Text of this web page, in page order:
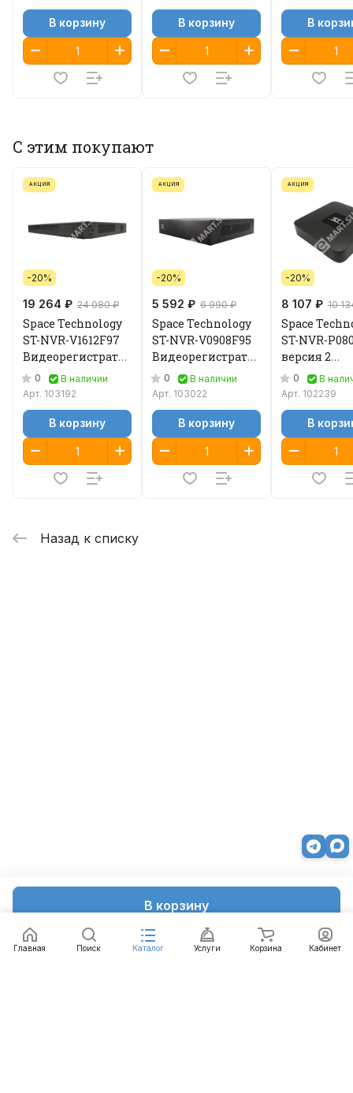
В корзину
В корзину В корзину В
С этим покупают
АКЦИЯ
-20%
19 264 ₽ 24 080 ₽
Space Technology
ST-NVR-V1612F97
Видеорегистратор
IP 0
В наличии
Арт. 103192
В корзину
АКЦИЯ
-20%
5 592 ₽ 6 990 ₽
Space Technology
ST-NVR-V0908F95
Видеорегистратор
IP 0
В наличии
Арт. 103022
В корзину
АКЦИЯ
-20%
8 107 ₽ 10
Space
ST-NVR-
версия 2
IP
0
В
Арт. 102239
В
Назад к списку
Главная Поиск Каталог Услуги Корзина Кабинет